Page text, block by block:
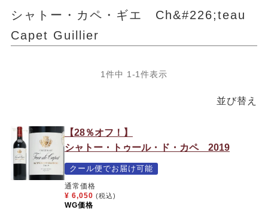
シャトー・カペ・ギエ Ch&#226;teau
Capet Guillier
並び替え
1 件中 1 -1件表示
【28％オフ！】
シャトー・トゥール・ド・カペ 2019
クール便でお届け可能
通常価格
¥ 6,050 (税込)
WG価格